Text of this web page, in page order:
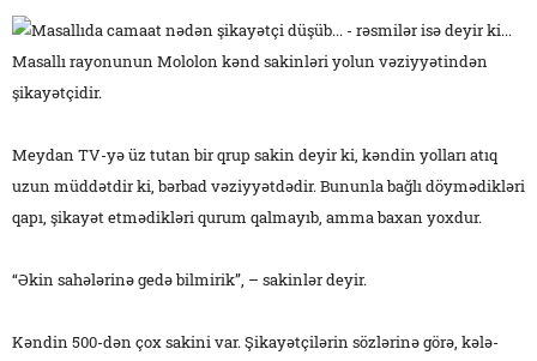
Masallı rayonunun Mololon kənd sakinləri yolun vəziyyətindən
şikayətçidir.
Meydan TV-yə üz tutan bir qrup sakin deyir ki, kəndin yolları atıq
uzun müddətdir ki, bərbad vəziyyətdədir. Bununla bağlı döymədikləri
qapı, şikayət etmədikləri qurum qalmayıb, amma baxan yoxdur.
“Əkin sahələrinə gedə bilmirik”, – sakinlər deyir.
Kəndin 500-dən çox sakini var. Şikayətçilərin sözlərinə görə, kələ-